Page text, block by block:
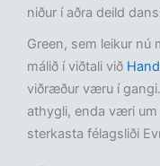
niður í aðra deild
Green, sem leikur nú
málið í viðtali við
viðræður væru í
athygli, enda væri
sterkasta félagsliði